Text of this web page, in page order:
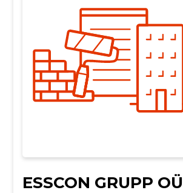
ESSCON GRUPP OÜ